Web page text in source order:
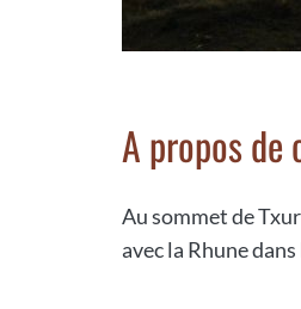
A propos
Au sommet de
avec la Rhune dans